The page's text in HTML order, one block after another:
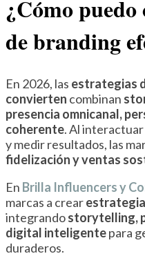
¿Cómo
de branding
En 2026, las estrategias
convierten combinan
presencia omnicanal,
coherente. Al
y medir resultados, las
fidelización y ventas
En Brilla Influencers y
marcas a crear
integrandostorytelling,
digital inteligentepara
duraderos.